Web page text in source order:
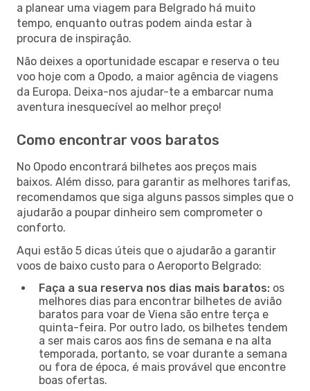
a planear uma viagem para Belgrado há muito
tempo, enquanto outras podem ainda estar à
procura de inspiração.
Não deixes a oportunidade escapar e reserva o teu
voo hoje com a Opodo, a maior agência de viagens
da Europa. Deixa-nos ajudar-te a embarcar numa
aventura inesquecível ao melhor preço!
Como encontrar voos baratos
No Opodo encontrará bilhetes aos preços mais
baixos. Além disso, para garantir as melhores tarifas,
recomendamos que siga alguns passos simples que o
ajudarão a poupar dinheiro sem comprometer o
conforto.
Aqui estão 5 dicas úteis que o ajudarão a garantir
voos de baixo custo para o Aeroporto Belgrado:
Faça a sua reserva nos dias mais baratos: os
melhores dias para encontrar bilhetes de avião
baratos para voar de Viena são entre terça e
quinta-feira. Por outro lado, os bilhetes tendem
a ser mais caros aos fins de semana e na alta
temporada, portanto, se voar durante a semana
ou fora de época, é mais provável que encontre
boas ofertas.